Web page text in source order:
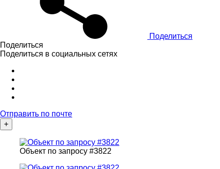
Поделиться
Поделиться
Поделиться в социальных сетях
Отправить по почте
+
Объект по запросу #3822